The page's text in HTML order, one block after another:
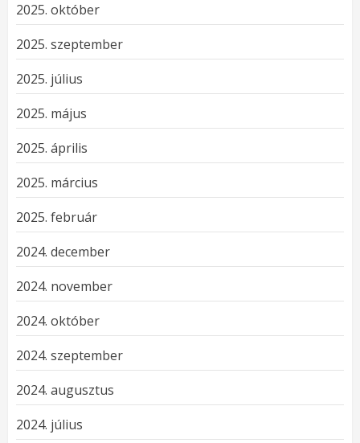
2025. október
2025. szeptember
2025. július
2025. május
2025. április
2025. március
2025. február
2024. december
2024. november
2024. október
2024. szeptember
2024. augusztus
2024. július